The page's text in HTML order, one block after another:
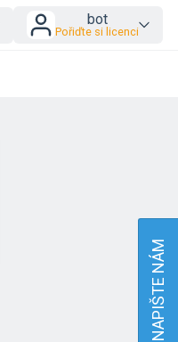
bot
Pořiďte si licenci
NAPIŠTE NÁM